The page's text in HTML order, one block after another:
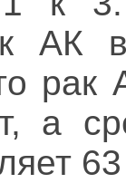
АК
рак
а